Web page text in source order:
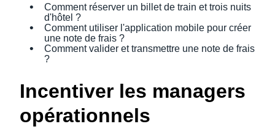
Comment réserver un billet de train et trois nuits
d'hôtel ?
Comment utiliser l'application mobile pour créer
une note de frais ?
Comment valider et transmettre une note de frais
?
Incentiver les managers
opérationnels